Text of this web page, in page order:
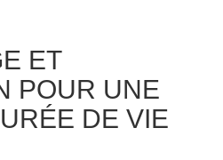
ET
POUR UNE
DE VIE